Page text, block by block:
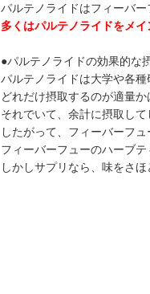
パルテノライドはフィーバー
多くはパルテノライドをメ
●パルテノライドの効果的な
パルテノライドは大学や各
どれだけ摂取するのが適量か
それでいて、余計に摂取し
したがって、フィーバーフ
フィーバーフューのハーブ
しかしサプリなら、味をさ